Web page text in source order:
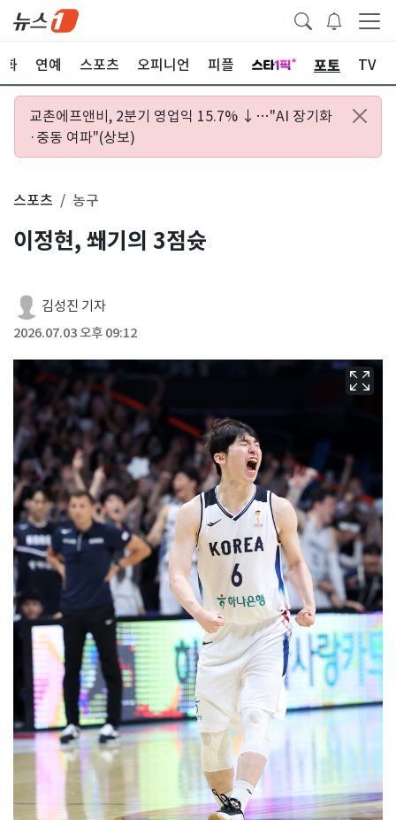
화 연예 스포츠 오피니언 피플 포토 TV
교촌에프앤비, 2분기 영업익 15.7% ↓…"AI 장기화
·중동 여파"(상보)
스포츠 농구
이정현, 쐐기의 3점슛
김성진 기자
2026.07.03 오후 09:12